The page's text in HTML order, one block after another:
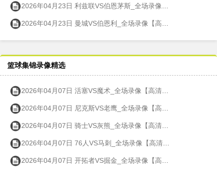
2026年04月23日 利兹联VS伯恩茅斯_全场录像【高清回放】
2026年04月23日 曼城VS伯恩利_全场录像【高清回放】
篮球集锦录像精选
2026年04月07日 活塞VS魔术_全场录像【高清回放】
2026年04月07日 尼克斯VS老鹰_全场录像【高清回放】
2026年04月07日 骑士VS灰熊_全场录像【高清回放】
2026年04月07日 76人VS马刺_全场录像【高清回放】
2026年04月07日 开拓者VS掘金_全场录像【高清回放】